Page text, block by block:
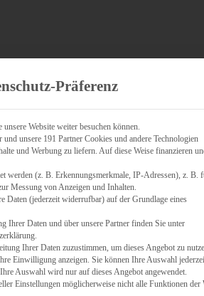
Präferenz
Website weiter besuchen können.
unsere 191 Partner Cookies und andere Technologien
und Werbung zu liefern. Auf diese Weise finanzieren
werden (z. B. Erkennungsmerkmale, IP-Adressen), z. B.
Messung von Anzeigen und Inhalten.
Daten (jederzeit widerrufbar) auf der Grundlage eines
Ihrer Daten und über unsere Partner finden Sie unter
Ihrer Daten zuzustimmen, um dieses Angebot zu
Einwilligung anzeigen. Sie können Ihre Auswahl
Auswahl wird nur auf dieses Angebot angewendet.
Einstellungen möglicherweise nicht alle Funktionen der